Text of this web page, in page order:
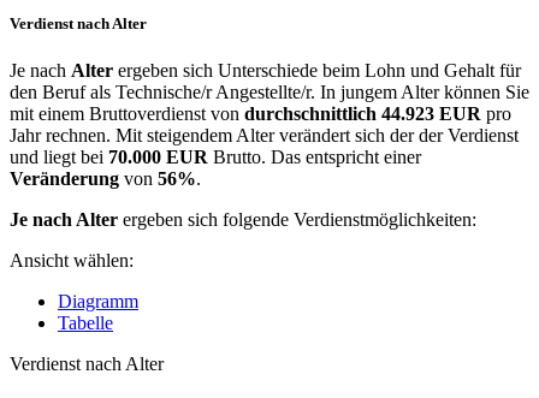
Verdienst nach Alter
Je nach Alter ergeben sich Unterschiede beim Lohn und Gehalt für
den Beruf als Technische/r Angestellte/r. In jungem Alter können Sie
mit einem Bruttoverdienst von durchschnittlich 44.923 EUR pro
Jahr rechnen. Mit steigendem Alter verändert sich der der Verdienst
und liegt bei 70.000 EUR Brutto. Das entspricht einer
Veränderung von 56%.
Je nach Alter ergeben sich folgende Verdienstmöglichkeiten:
Ansicht wählen:
Diagramm
Tabelle
Verdienst nach Alter